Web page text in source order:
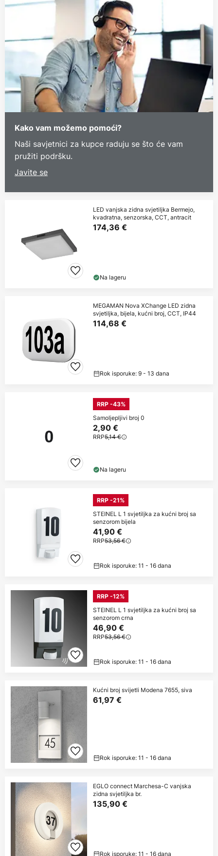
Kako vam možemo pomoći?
Naši savjetnici za kupce raduju se što će vam
pružiti podršku.
Javite se
LED vanjska zidna svjetiljka Bermejo,
kvadratna, senzorska, CCT, antracit
174,36 €
Na lageru
MEGAMAN Nova XChange LED zidna
svjetiljka, bijela, kućni broj, CCT, IP44
114,68 €
Rok isporuke: 9 - 13 dana
RRP -43%
Samoljepljivi broj 0
2,90 €
RRP5,14 €
Na lageru
RRP -21%
STEINEL L 1 svjetiljka za kućni broj sa
senzorom bijela
41,90 €
RRP53,56 €
Rok isporuke: 11 - 16 dana
RRP -12%
STEINEL L 1 svjetiljka za kućni broj sa
senzorom crna
46,90 €
RRP53,56 €
Rok isporuke: 11 - 16 dana
Kućni broj svijetli Modena 7655, siva
61,97 €
Rok isporuke: 11 - 16 dana
EGLO connect Marchesa-C vanjska
zidna svjetiljka br.
135,90 €
Rok isporuke: 11 - 16 dana